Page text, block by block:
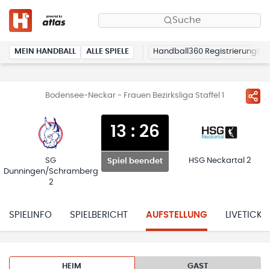
Suche
MEIN HANDBALL ALLE SPIELE Handball360 Registrierung
Bodensee-Neckar - Frauen Bezirksliga Staffel 1
SG
Dunningen/Schramberg
2
13 : 26
Spiel beendet HSG Neckartal 2
SPIELINFO SPIELBERICHT AUFSTELLUNG
HEIM GAST